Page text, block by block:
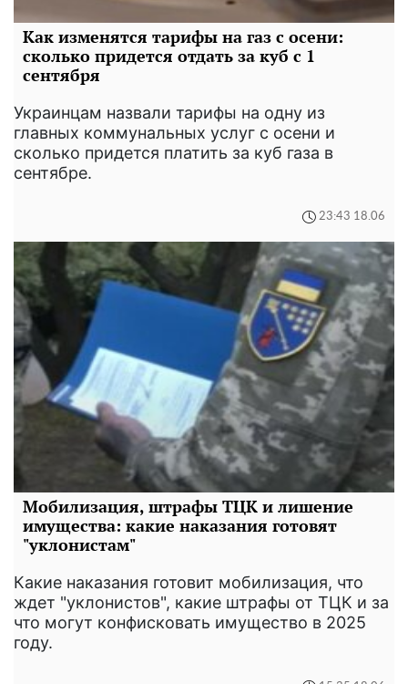
Как изменятся тарифы на газ с осени:
сколько придется отдать за куб с 1
сентября
Украинцам назвали тарифы на одну из
главных коммунальных услуг с осени и
сколько придется платить за куб газа в
сентябре.
23:43 18.06
Мобилизация, штрафы ТЦК и лишение
имущества: какие наказания готовят
"уклонистам"
Какие наказания готовит мобилизация, что
ждет "уклонистов", какие штрафы от ТЦК и за
что могут конфисковать имущество в 2025
году.